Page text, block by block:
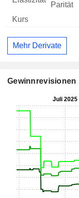
Mehr Derivate
Gewinnrevisionen